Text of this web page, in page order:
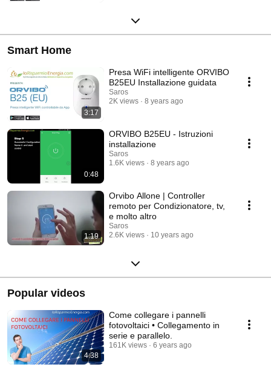
Smart Home
3:17
Presa WiFi intelligente ORVIBO
B25EU Installazione guidata
Saros
2K views
8 years ago
0:48
ORVIBO B25EU - Istruzioni
installazione
Saros
1.6K views
8 years ago
1:19
Orvibo Allone | Controller
remoto per Condizionatore, tv,
e molto altro
Saros
2.6K views
10 years ago
Popular videos
4:38
Come collegare i pannelli
fotovoltaici • Collegamento in
serie e parallelo.
161K views 6 years ago